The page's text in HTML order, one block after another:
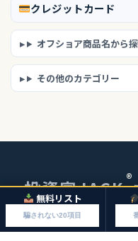
クレジットカード
オフショア商品名から
その他のカテゴリー
無料リスト
騙されない20項目
投資家JACK®
© 2026 投資